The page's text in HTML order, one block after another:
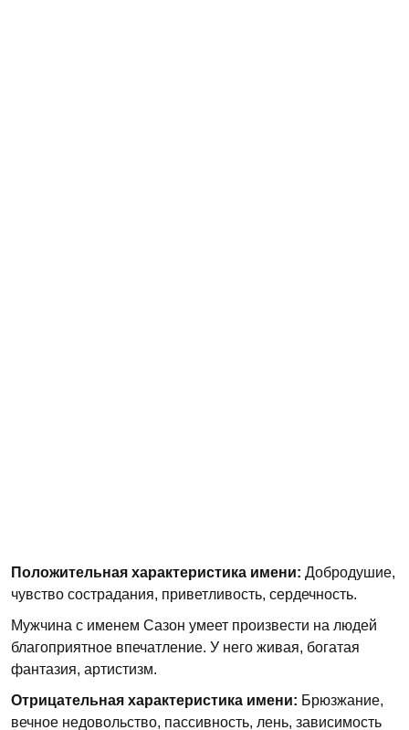
Положительная характеристика имени: Добродушие,
чувство сострадания, приветливость, сердечность.
Мужчина с именем Сазон умеет произвести на людей
благоприятное впечатление. У него живая, богатая
фантазия, артистизм.
Отрицательная характеристика имени: Брюзжание,
вечное недовольство, пассивность, лень, зависимость